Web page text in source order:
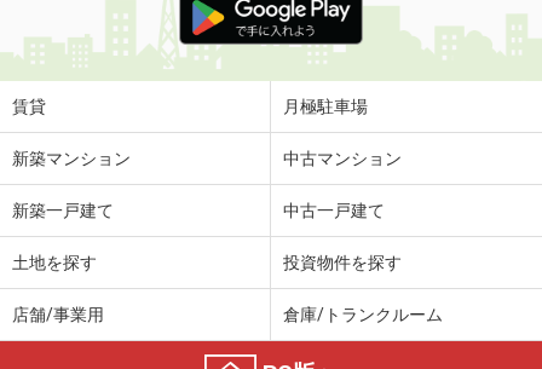
賃貸 月極駐車場
新築マンション 中古マンション
新築一戸建て 中古一戸建て
土地を探す 投資物件を探す
店舗/事業用 倉庫/トランクルーム